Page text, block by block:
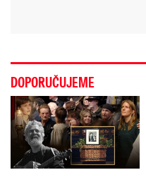
DOPORUČUJEME